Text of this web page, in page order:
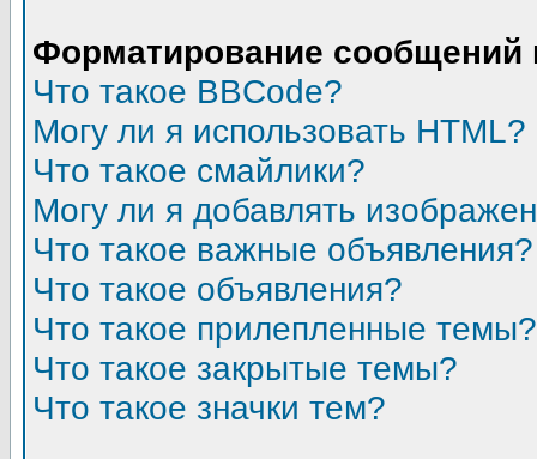
Форматирование
Что такое BBCode?
Могу ли я использовать HTML?
Что такое смайлики?
Могу ли я добавлять
Что такое важные объявления?
Что такое объявления?
Что такое прилепленные темы?
Что такое закрытые темы?
Что такое значки тем?